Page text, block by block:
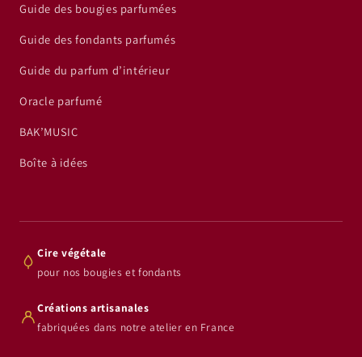
Guide des bougies parfumées
Guide des fondants parfumés
Guide du parfum d’intérieur
Oracle parfumé
BAK’MUSIC
Boîte à idées
Cire végétale
pour nos bougies et fondants
Créations artisanales
fabriquées dans notre atelier en France